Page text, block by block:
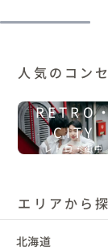
人気のコン
RETRO
CITY
レトロ・街中
エリアから
北海道